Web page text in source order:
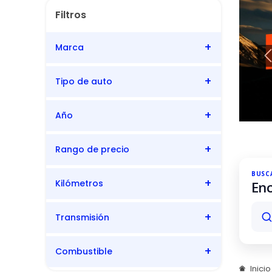
Marca
Citroën
Tipo de auto
Van
Furgón
Sedán
Año
2026
2025
Rango de precio
Kilómetros
Transmisión
Automática
Combustible
Inicio